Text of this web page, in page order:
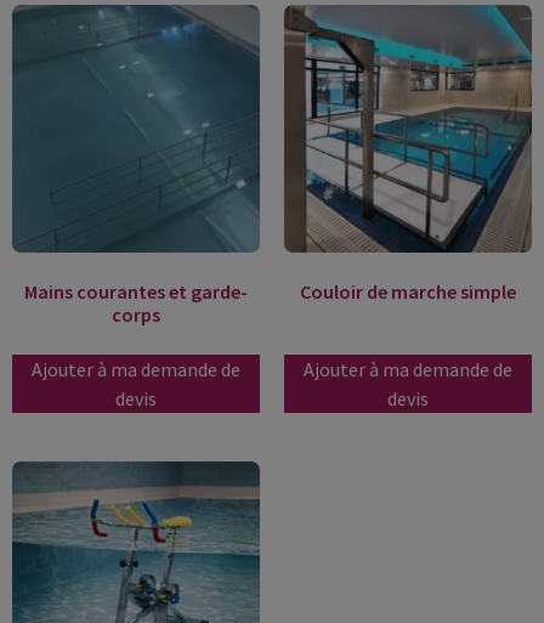
Mains courantes et garde-
corps
Ajouter à ma demande de
devis
Couloir de marche simple
Ajouter à ma demande de
devis